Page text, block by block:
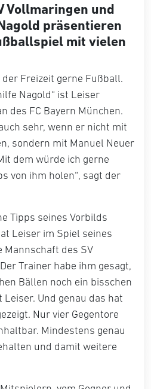
Vollmaringen und
präsentieren
mit vielen
Freizeit gerne Fußball.
Nagold“ ist Leiser
des FC Bayern München.
sehr, wenn er nicht mit
sondern mit Manuel Neuer
dem würde ich gerne
von ihm holen“, sagt der
Tipps seines Vorbilds
Leiser im Spiel seines
Mannschaft des SV
Trainer habe ihm gesagt,
Bällen noch ein bisschen
Und genau das hat
Nur vier Gegentore
Mindestens genau
und damit weitere